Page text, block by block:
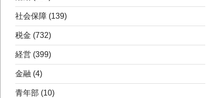
社会保障 (139)
税金 (732)
経営 (399)
金融 (4)
青年部 (10)